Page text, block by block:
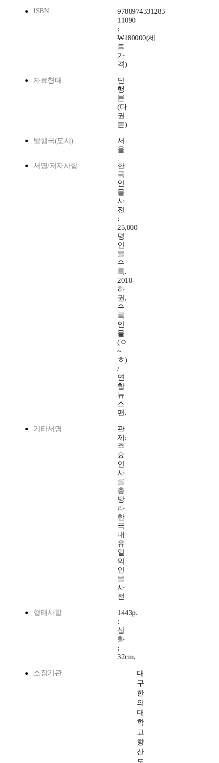
ISBN
9788974331283
11090
:
₩180000(세
트
가
격)
자료형태
단
행
본
(다
권
본)
발행국(도시)
서
울
서명/저자사항
한
국
인
물
사
전
:
25,000
명
인
물
수
록.
2018-
하
권,
수
록
인
물
(ㅇ
~
ㅎ)
/
연
합
뉴
스
편.
기타서명
관
제:
주
요
인
사
를
총
망
라
한
국
내
유
일
의
인
물
사
전
형태사항
1443p.
:
삽
화
;
32cm.
소장기관
대
구
한
의
대
학
교
향
산